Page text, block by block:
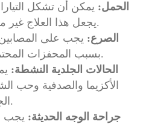
الحمل: يمكن أن تشكل
يجعل هذا العلاج غير مستحسن للأفراد الحوامل.
الصرع: يجب على
بسبب المحفزات المحتملة من التحفيز الكهربائي.
الحالات الجلدية النشطة:
الأكزيما والصدفية وحب
الجلفاني، مما يستلزم تجنبه.
جراحة الوجه الحديثة: يجب